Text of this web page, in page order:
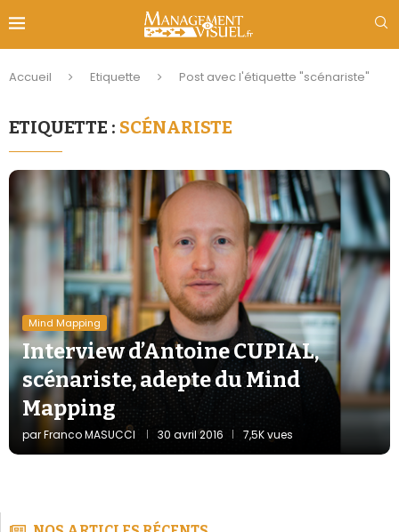
Accueil Etiquette Post avec l'étiquette "scénariste"
ETIQUETTE : SCÉNARISTE
Mind Mapping
Interview d’Antoine CUPIAL,
scénariste, adepte du Mind
Mapping
parFranco MASUCCI 30 avril 2016 7,5K vues